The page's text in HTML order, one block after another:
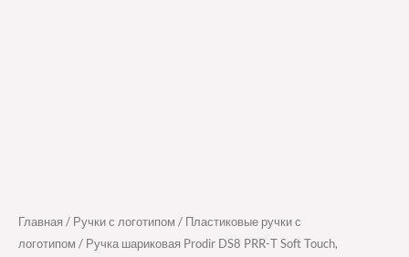
Главная / Ручки с логотипом / Пластиковые ручки с
логотипом / Ручка шариковая Prodir DS8 PRR-Т Soft Touch,